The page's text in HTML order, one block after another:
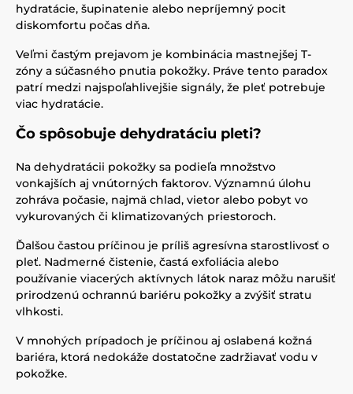
hydratácie, šupinatenie alebo nepríjemný pocit
diskomfortu počas dňa.
Veľmi častým prejavom je kombinácia mastnejšej T-
zóny a súčasného pnutia pokožky. Práve tento paradox
patrí medzi najspoľahlivejšie signály, že pleť potrebuje
viac hydratácie.
Čo spôsobuje dehydratáciu pleti?
Na dehydratácii pokožky sa podieľa množstvo
vonkajších aj vnútorných faktorov. Významnú úlohu
zohráva počasie, najmä chlad, vietor alebo pobyt vo
vykurovaných či klimatizovaných priestoroch.
Ďalšou častou príčinou je príliš agresívna starostlivosť o
pleť. Nadmerné čistenie, častá exfoliácia alebo
používanie viacerých aktívnych látok naraz môžu narušiť
prirodzenú ochrannú bariéru pokožky a zvýšiť stratu
vlhkosti.
V mnohých prípadoch je príčinou aj oslabená kožná
bariéra, ktorá nedokáže dostatočne zadržiavať vodu v
pokožke.